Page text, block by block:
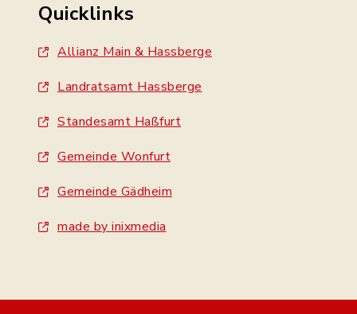
Quicklinks
Allianz Main & Hassberge
Landratsamt Hassberge
Standesamt Haßfurt
Gemeinde Wonfurt
Gemeinde Gädheim
made by inixmedia